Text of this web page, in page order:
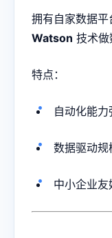
拥有自家数据
Watson 技术做
特点：
自动化能力
数据驱动规
中小企业友